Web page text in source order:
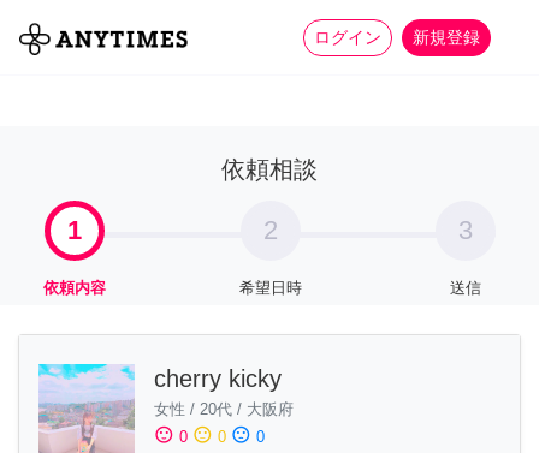
ログイン 新規登録
全て 家事 more_horiz
依頼相談
1
依頼内容
2
希望日時
3
送信
cherry kicky
女性 / 20代 / 大阪府
sentiment_satisfied 0 sentiment_neutral 0 sentiment_dissatisfied 0